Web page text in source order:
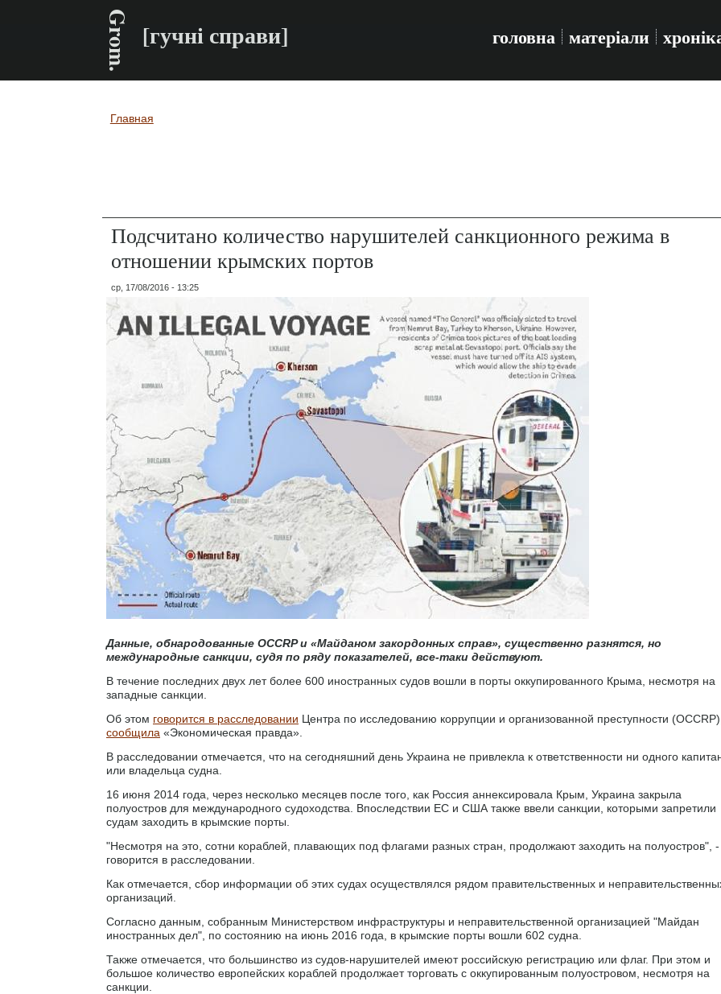
Grom. [гучні справи] головна матеріали
Вы здесь
Главная
Подсчитано количество нарушителей санкционного режима в
отношении крымских портов
ср, 17/08/2016 - 13:25
Данные, обнародованные OCCRP и «Майданом закордонных справ», существенно разнятся, но
международные санкции, судя по ряду показателей, все-таки действуют.
В течение последних двух лет более 600 иностранных судов вошли в порты оккупированного Крыма, несмотря на
западные санкции.
Об этом говорится в расследовании Центра по исследованию коррупции и организованной преступности (OCCRP),
сообщила «Экономическая правда».
В расследовании отмечается, что на сегодняшний день Украина не привлекла к ответственности ни одного
или владельца судна.
16 июня 2014 года, через несколько месяцев после того, как Россия аннексировала Крым, Украина закрыла
полуостров для международного судоходства. Впоследствии ЕС и США также ввели санкции, которыми запретили
судам заходить в крымские порты.
"Несмотря на это, сотни кораблей, плавающих под флагами разных стран, продолжают заходить на полуостров", -
говорится в расследовании.
Как отмечается, сбор информации об этих судах осуществлялся рядом правительственных и
организаций.
Согласно данным, собранным Министерством инфраструктуры и неправительственной организацией "Майдан
иностранных дел", по состоянию на июнь 2016 года, в крымские порты вошли 602 судна.
Также отмечается, что большинство из судов-нарушителей имеют российскую регистрацию или флаг. При этом и
большое количество европейских кораблей продолжает торговать с оккупированным полуостровом, несмотря на
санкции.